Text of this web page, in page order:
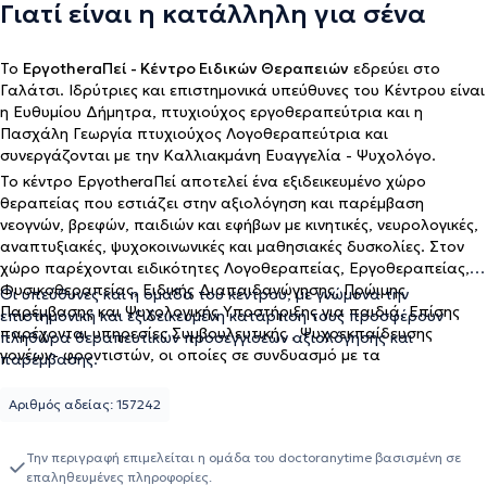
Γιατί είναι η κατάλληλη για σένα
Το ΕργοtheraΠεί - Κέντρο Ειδικών Θεραπειών εδρεύει στο
Γαλάτσι. Ιδρύτριες και επιστημονικά υπεύθυνες του Κέντρου είναι
η Ευθυμίου Δήμητρα, πτυχιούχος εργοθεραπεύτρια και η
Πασχάλη Γεωργία πτυχιούχος Λογοθεραπεύτρια και
συνεργάζονται με την Καλλιακμάνη Ευαγγελία - Ψυχολόγο.
Το κέντρο ΕργοtheraΠεί αποτελεί ένα εξιδεικευμένο χώρο
θεραπείας που εστιάζει στην αξιολόγηση και παρέμβαση
νεογνών, βρεφών, παιδιών και εφήβων με κινητικές, νευρολογικές,
αναπτυξιακές, ψυχοκοινωνικές και μαθησιακές δυσκολίες. Στον
χώρο παρέχονται ειδικότητες Λογοθεραπείας, Εργοθεραπείας,
Φυσικοθεραπείας, Ειδικής Διαπαιδαγώγησης, Πρώιμης
Παρέμβασης και Ψυχολογικής Υποστήριξης για παιδιά. Επίσης
παρέχονται υπηρεσίες Συμβουλευτικής , Ψυχοεκπαίδευσης
γονέων- φροντιστών, οι οποίες σε συνδυασμό με τα
στην λειτουργικότητα, ανεξαρτησία, συναισθηματική και
Οι υπεύθυνες και η ομάδα του κέντρου, με γνώμονα την
επιστημονική και εξιδεικευμένη κατάρτιση τους προσφέρουν
πληθώρα θεραπευτικών προσεγγίσεων αξιολόγησης και
παρέμβασης.
Αριθμός αδείας: 157242
Την περιγραφή επιμελείται η ομάδα του doctoranytime βασισμένη σε
επαληθευμένες πληροφορίες.